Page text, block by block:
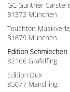
GC Gunther
81373 München
Touchton
81679 München
Edition Schmiechen
82166 Gräfelfing
Edition Dux
85077 Manching